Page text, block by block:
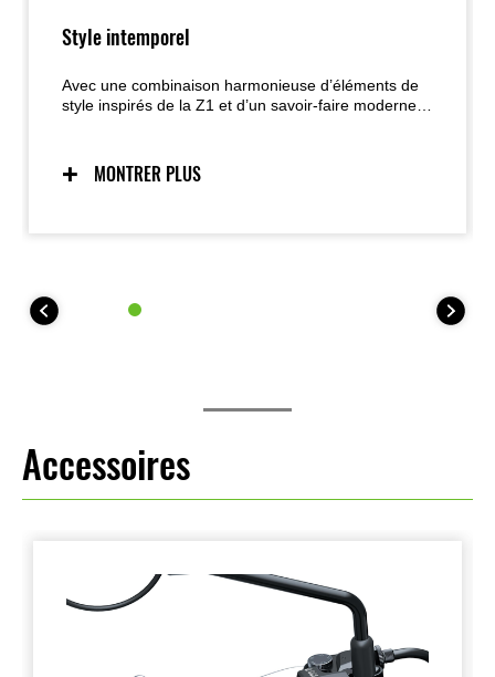
Style intemporel
Avec une combinaison harmonieuse d’éléments de
style inspirés de la Z1 et d’un savoir-faire moderne,
MONTRER PLUS
Accessoires